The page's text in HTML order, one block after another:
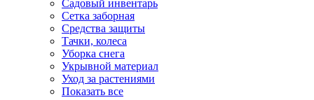
Садовый инвентарь
Сетка заборная
Средства защиты
Тачки, колеса
Уборка снега
Укрывной материал
Уход за растениями
Показать все